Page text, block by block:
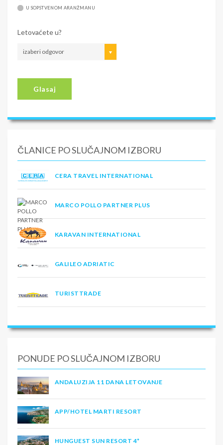
U SOPSTVENOM ARANŽMANU
Letovaćete u?
izaberi odgovor
Glasaj
ČLANICE PO SLUČAJNOM IZBORU
CERA TRAVEL INTERNATIONAL
MARCO POLLO PARTNER PLUS
KARAVAN INTERNATIONAL
GALILEO ADRIATIC
TURISTTRADE
PONUDE PO SLUČAJNOM IZBORU
ANDALUZIJA 11 DANA LETOVANJE
APP/HOTEL MARTI RESORT
HUNGUEST SUN RESORT 4*